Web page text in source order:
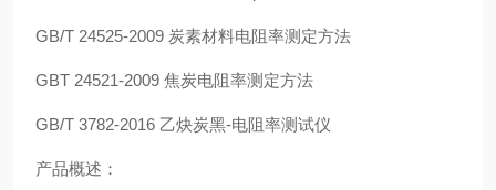
GB/T 24525-2009 炭素材料电阻率测定方法
GBT 24521-2009 焦炭电阻率测定方法
GB/T 3782-2016 乙炔炭黑-电阻率测试仪
产品概述：